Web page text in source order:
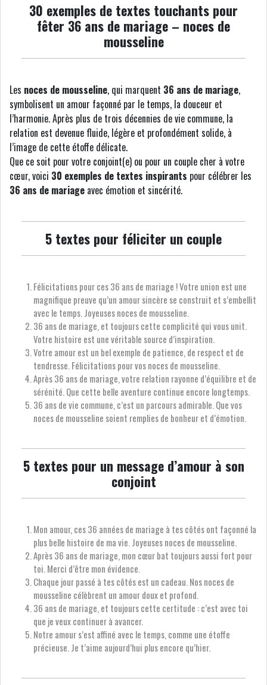
30 exemples de textes touchants pour
fêter 36 ans de mariage – noces de
mousseline
Les noces de mousseline, qui marquent 36 ans de mariage,
symbolisent un amour façonné par le temps, la douceur et
l’harmonie. Après plus de trois décennies de vie commune, la
relation est devenue fluide, légère et profondément solide, à
l’image de cette étoffe délicate.
Que ce soit pour votre conjoint(e) ou pour un couple cher à votre
cœur, voici 30 exemples de textes inspirants pour célébrer les
36 ans de mariage avec émotion et sincérité.
5 textes pour féliciter un couple
Félicitations pour ces 36 ans de mariage ! Votre union est une
magnifique preuve qu’un amour sincère se construit et s’embellit
avec le temps. Joyeuses noces de mousseline.
36 ans de mariage, et toujours cette complicité qui vous unit.
Votre histoire est une véritable source d’inspiration.
Votre amour est un bel exemple de patience, de respect et de
tendresse. Félicitations pour vos noces de mousseline.
Après 36 ans de mariage, votre relation rayonne d’équilibre et de
sérénité. Que cette belle aventure continue encore longtemps.
36 ans de vie commune, c’est un parcours admirable. Que vos
noces de mousseline soient remplies de bonheur et d’émotion.
5 textes pour un message d’amour à son
conjoint
Mon amour, ces 36 années de mariage à tes côtés ont façonné la
plus belle histoire de ma vie. Joyeuses noces de mousseline.
Après 36 ans de mariage, mon cœur bat toujours aussi fort pour
toi. Merci d’être mon évidence.
Chaque jour passé à tes côtés est un cadeau. Nos noces de
mousseline célèbrent un amour doux et profond.
36 ans de mariage, et toujours cette certitude : c’est avec toi
que je veux continuer à avancer.
Notre amour s’est affiné avec le temps, comme une étoffe
précieuse. Je t’aime aujourd’hui plus encore qu’hier.